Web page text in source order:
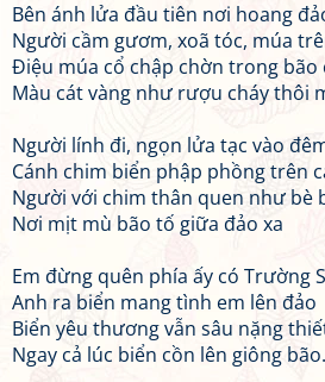
Bên ánh lửa đầu tiên nơi hoang
Người cầm gươm, xoã tóc, múa
Điệu múa cổ chập chờn trong bão
Màu cát vàng như rượu cháy thôi
Người lính đi, ngọn lửa tạc vào
Cánh chim biển phập phồng trên
Người với chim thân quen như bè
Nơi mịt mù bão tố giữa đảo xa
Em đừng quên phía ấy có Trường
Anh ra biển mang tình em lên đảo
Biển yêu thương vẫn sâu nặng
Ngay cả lúc biển cồn lên giông bão.